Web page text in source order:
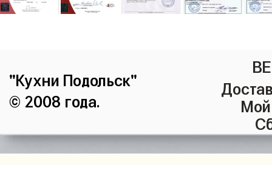
"Кухни Подольск"
© 2008 года.